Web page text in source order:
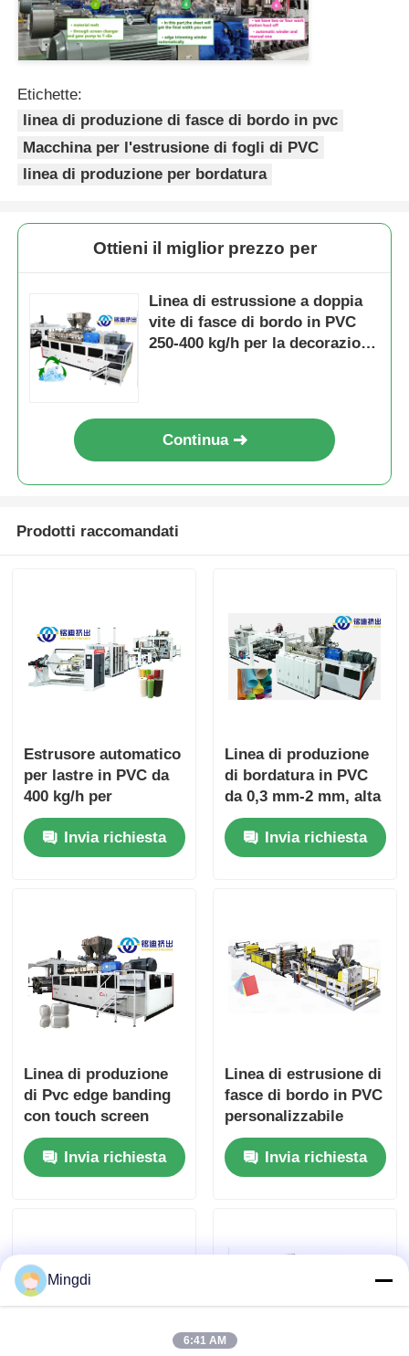
Etichette:
linea di produzione di fasce di bordo in pvc
Macchina per l'estrusione di fogli di PVC
linea di produzione per bordatura
Ottieni il miglior prezzo per
Linea di estrussione a doppia
vite di fasce di bordo in PVC
250-400 kg/h per la decorazione
Continua
Prodotti raccomandati
Estrusore automatico
per lastre in PVC da
400 kg/h per
decorazione di mobili
Invia richiesta
Linea di produzione
di bordatura in PVC
da 0,3 mm-2 mm, alta
capacità, minor
consumo energetico
Invia richiesta
Linea di produzione
di Pvc edge banding
con touch screen
Invia richiesta
Linea di estrusione di
fasce di bordo in PVC
personalizzabile
larghezza 600-1200
mm controllo
intelligente
Invia richiesta
Mingdi
6:41 AM